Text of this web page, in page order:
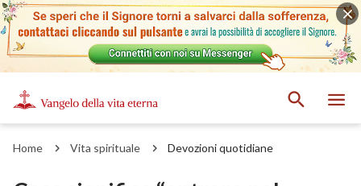
Home Vita spirituale Devozioni quotidiane